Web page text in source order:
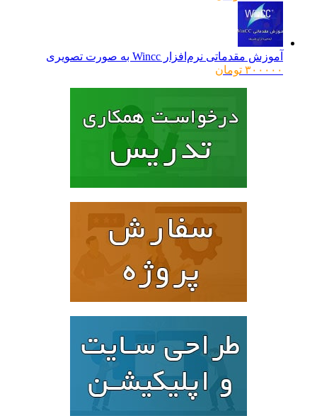
آموزش مقدماتی نرم‌افزار Wincc به صورت تصویری
۳۰۰۰۰۰ تومان